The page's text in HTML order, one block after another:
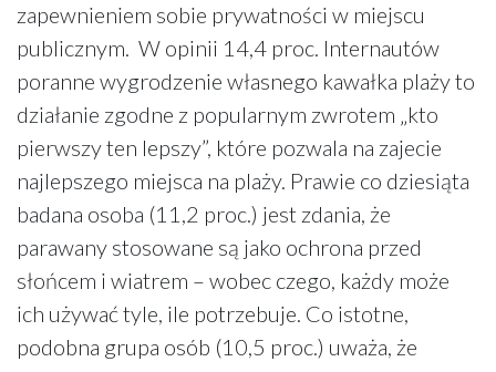
zapewnieniem sobie prywatności w miejscu
publicznym. W opinii 14,4 proc. Internautów
poranne wygrodzenie własnego kawałka plaży to
działanie zgodne z popularnym zwrotem „kto
pierwszy ten lepszy”, które pozwala na zajecie
najlepszego miejsca na plaży. Prawie co dziesiąta
badana osoba (11,2 proc.) jest zdania, że
parawany stosowane są jako ochrona przed
słońcem i wiatrem – wobec czego, każdy może
ich używać tyle, ile potrzebuje. Co istotne,
podobna grupa osób (10,5 proc.) uważa, że